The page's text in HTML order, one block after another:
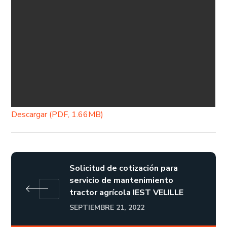
Descargar (PDF, 1.66MB)
Solicitud de cotización para
servicio de mantenimiento
tractor agrícola IEST VELILLE
SEPTIEMBRE 21, 2022